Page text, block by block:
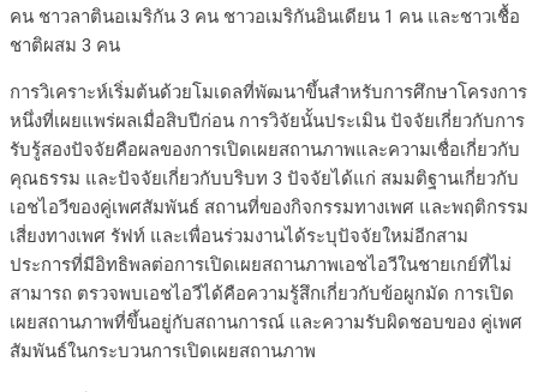
คน ชาวลาตินอเมริกัน 3 คน ชาวอเมริกันอินเดียน 1 คน และชาวเชื้อ
ชาติผสม 3 คน
การวิเคราะห์เริ่มต้นด้วยโมเดลที่พัฒนาขึ้นสำหรับการศึกษาโครงการ
หนึ่งที่เผยแพร่ผลเมื่อสิบปีก่อน การวิจัยนั้นประเมิน ปัจจัยเกี่ยวกับการ
รับรู้สองปัจจัยคือผลของการเปิดเผยสถานภาพและความเชื่อเกี่ยวกับ
คุณธรรม และปัจจัยเกี่ยวกับบริบท 3 ปัจจัยได้แก่ สมมติฐานเกี่ยวกับ
เอชไอวีของคู่เพศสัมพันธ์ สถานที่ของกิจกรรมทางเพศ และพฤติกรรม
เสี่ยงทางเพศ รัฟท์ และเพื่อนร่วมงานได้ระบุปัจจัยใหม่อีกสาม
ประการที่มีอิทธิพลต่อการเปิดเผยสถานภาพเอชไอวีในชายเกย์ที่ไม่
สามารถ ตรวจพบเอชไอวีได้คือความรู้สึกเกี่ยวกับข้อผูกมัด การเปิด
เผยสถานภาพที่ขึ้นอยู่กับสถานการณ์ และความรับผิดชอบของ คู่เพศ
สัมพันธ์ในกระบวนการเปิดเผยสถานภาพ